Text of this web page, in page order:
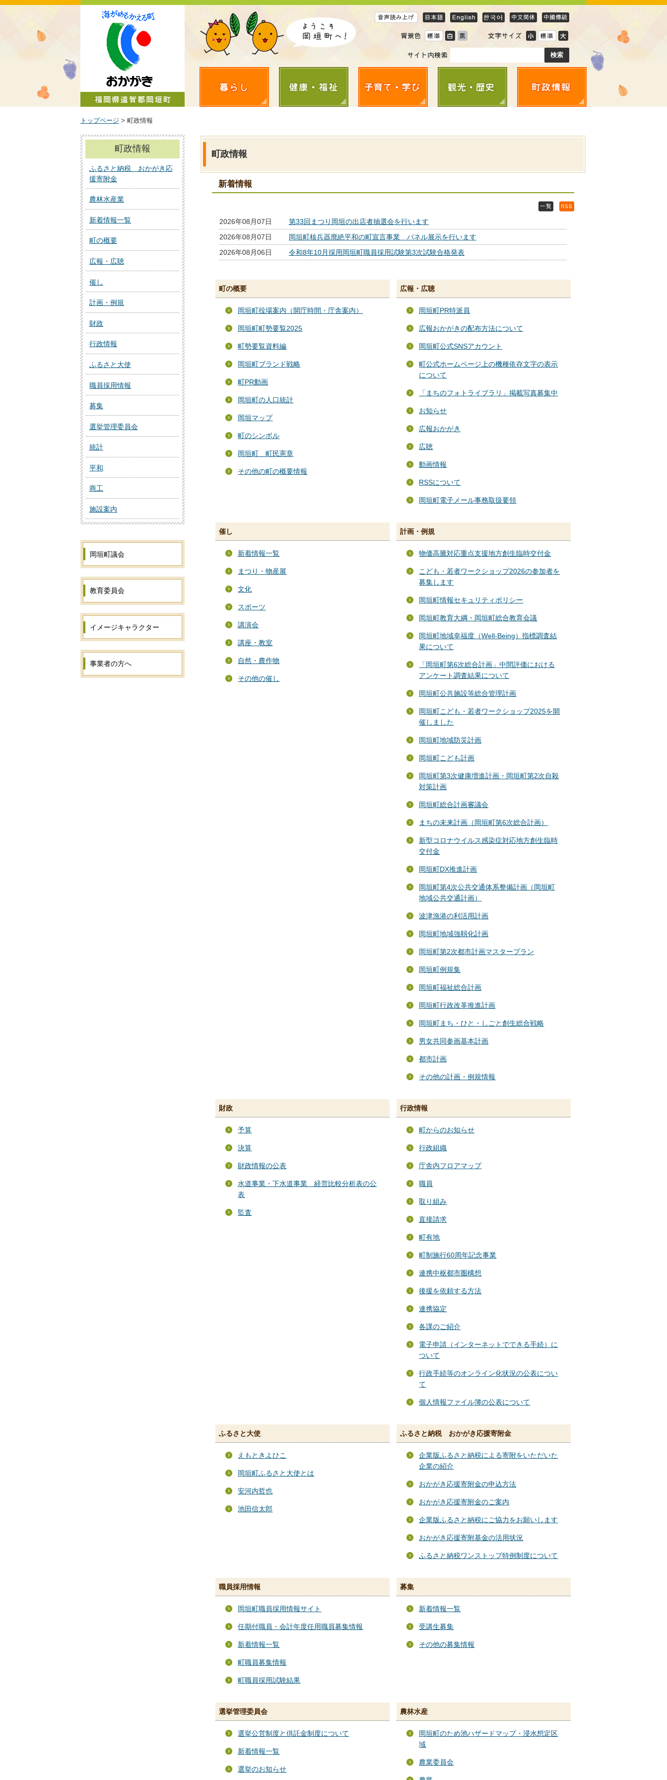
トップページ > 町政情報
町政情報
新着情報
2026年08月07日
第33回まつり岡垣の出店者抽選会を行います
2026年08月07日
岡垣町核兵器廃絶平和の町宣言事業 パネル展示を行います
2026年08月06日
令和8年10月採用岡垣町職員採用試験第3次試験合格発表
町の概要
岡垣町役場案内（開庁時間・庁舎案内）
岡垣町町勢要覧2025
町勢要覧資料編
岡垣町ブランド戦略
町PR動画
岡垣町の人口統計
岡垣マップ
町のシンボル
岡垣町 町民憲章
その他の町の概要情報
広報・広聴
岡垣町PR特派員
広報おかがきの配布方法について
岡垣町公式SNSアカウント
町公式ホームページ上の機種依存文字の表示
について
「まちのフォトライブラリ」掲載写真募集中
お知らせ
広報おかがき
広聴
動画情報
RSSについて
岡垣町電子メール事務取扱要領
催し
新着情報一覧
まつり・物産展
文化
スポーツ
講演会
講座・教室
自然・農作物
その他の催し
計画・例規
物価高騰対応重点支援地方創生臨時交付金
こども・若者ワークショップ2026の参加者を
募集します
岡垣町情報セキュリティポリシー
岡垣町教育大綱・岡垣町総合教育会議
岡垣町地域幸福度（Well-Being）指標調査結
果について
「岡垣町第6次総合計画」中間評価における
アンケート調査結果について
岡垣町公共施設等総合管理計画
岡垣町こども・若者ワークショップ2025を開
催しました
岡垣町地域防災計画
岡垣町こども計画
岡垣町第3次健康増進計画・岡垣町第2次自殺
対策計画
岡垣町総合計画審議会
まちの未来計画（岡垣町第6次総合計画）
新型コロナウイルス感染症対応地方創生臨時
交付金
岡垣町DX推進計画
岡垣町第4次公共交通体系整備計画（岡垣町
地域公共交通計画）
波津漁港の利活用計画
岡垣町地域強靱化計画
岡垣町第2次都市計画マスタープラン
岡垣町例規集
岡垣町福祉総合計画
岡垣町行政改革推進計画
岡垣町まち・ひと・しごと創生総合戦略
男女共同参画基本計画
都市計画
その他の計画・例規情報
財政
予算
決算
財政情報の公表
水道事業・下水道事業 経営比較分析表の公
表
監査
行政情報
町からのお知らせ
行政組織
庁舎内フロアマップ
職員
取り組み
直接請求
町有地
町制施行60周年記念事業
連携中枢都市圏構想
後援を依頼する方法
連携協定
各課のご紹介
電子申請（インターネットでできる手続）に
ついて
行政手続等のオンライン化状況の公表につい
て
個人情報ファイル簿の公表について
ふるさと大使
えもときよひこ
岡垣町ふるさと大使とは
安河内哲也
池田信太郎
ふるさと納税 おかがき応援寄附金
企業版ふるさと納税による寄附をいただいた
企業の紹介
おかがき応援寄附金の申込方法
おかがき応援寄附金のご案内
企業版ふるさと納税にご協力をお願いします
おかがき応援寄附基金の活用状況
ふるさと納税ワンストップ特例制度について
職員採用情報
岡垣町職員採用情報サイト
任期付職員・会計年度任用職員募集情報
新着情報一覧
町職員募集情報
町職員採用試験結果
募集
新着情報一覧
受講生募集
その他の募集情報
選挙管理委員会
選挙公営制度と供託金制度について
新着情報一覧
選挙のお知らせ
農林水産
岡垣町のため池ハザードマップ・浸水想定区
域
農業委員会
町政情報
ふるさと納税 おかがき応
援寄附金
農林水産業
新着情報一覧
町の概要
広報・広聴
催し
計画・例規
財政
行政情報
ふるさと大使
職員採用情報
募集
選挙管理委員会
統計
平和
商工
施設案内
岡垣町議会
教育委員会
イメージキャラクター
事業者の方へ